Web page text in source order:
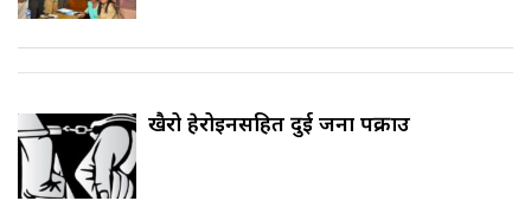
खैरो हेरोइनसहित दुई जना पक्राउ